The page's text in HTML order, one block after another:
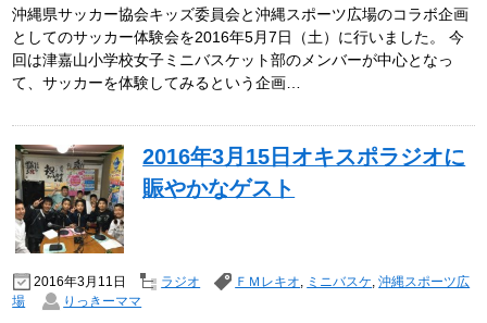
沖縄県サッカー協会キッズ委員会と沖縄スポーツ広場のコラボ企画
としてのサッカー体験会を2016年5月7日（土）に行いました。 今
回は津嘉山小学校女子ミニバスケット部のメンバーが中心となっ
て、サッカーを体験してみるという企画…
2016年3月15日オキスポラジオに
賑やかなゲスト
2016年3月11日 ラジオ ＦＭレキオ, ミニバスケ,沖縄スポーツ広
場
りっきーママ